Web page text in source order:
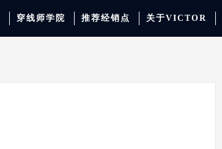
穿线师学院 推荐经销点 关于VICTOR